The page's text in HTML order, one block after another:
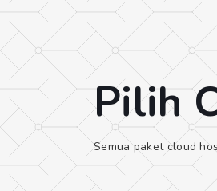
Pilih
Semua paket cloud